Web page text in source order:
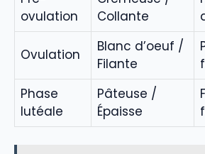
ovulation
Collante
Ovulation
Blanc d’oeuf /
Filante
Phase
lutéale
Pâteuse /
Épaisse